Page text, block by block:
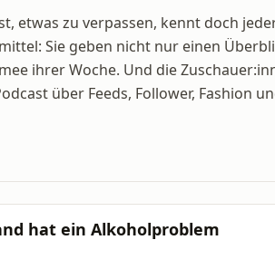
etwas zu verpassen, kennt doch
Sie geben nicht nur einen
ihrer Woche. Und die
über Feeds, Follower, Fashion
hat ein Alkoholproblem